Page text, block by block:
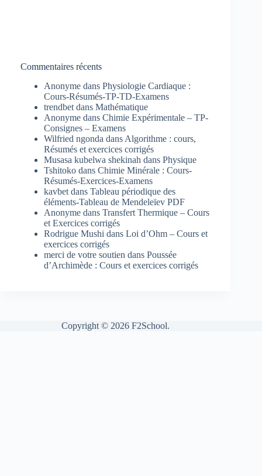
Commentaires récents
Anonyme dans Physiologie Cardiaque :
Cours-Résumés-TP-TD-Examens
trendbet dans Mathématique
Anonyme dans Chimie Expérimentale – TP-
Consignes – Examens
Wilfried ngonda dans Algorithme : cours,
Résumés et exercices corrigés
Musasa kubelwa shekinah dans Physique
Tshitoko dans Chimie Minérale : Cours-
Résumés-Exercices-Examens
kavbet dans Tableau périodique des
éléments-Tableau de Mendeleïev PDF
Anonyme dans Transfert Thermique – Cours
et Exercices corrigés
Rodrigue Mushi dans Loi d’Ohm – Cours et
exercices corrigés
merci de votre soutien dans Poussée
d’Archimède : Cours et exercices corrigés
Copyright © 2026 F2School.